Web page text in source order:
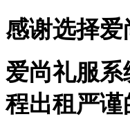
感谢选择
爱尚礼服
程出租严谨